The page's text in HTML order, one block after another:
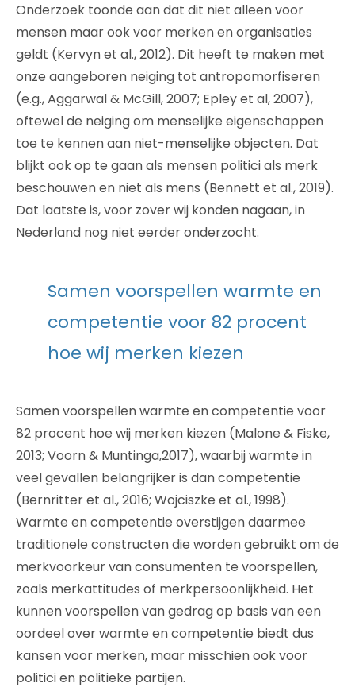
Onderzoek toonde aan dat dit niet alleen voor
mensen maar ook voor merken en organisaties
geldt (Kervyn et al., 2012). Dit heeft te maken met
onze aangeboren neiging tot antropomorfiseren
(e.g., Aggarwal & McGill, 2007; Epley et al, 2007),
oftewel de neiging om menselijke eigenschappen
toe te kennen aan niet-menselijke objecten. Dat
blijkt ook op te gaan als mensen politici als merk
beschouwen en niet als mens (Bennett et al., 2019).
Dat laatste is, voor zover wij konden nagaan, in
Nederland nog niet eerder onderzocht.
Samen voorspellen warmte en
competentie voor 82 procent
hoe wij merken kiezen
Samen voorspellen warmte en competentie voor
82 procent hoe wij merken kiezen (Malone & Fiske,
2013; Voorn & Muntinga,2017), waarbij warmte in
veel gevallen belangrijker is dan competentie
(Bernritter et al., 2016; Wojciszke et al., 1998).
Warmte en competentie overstijgen daarmee
traditionele constructen die worden gebruikt om de
merkvoorkeur van consumenten te voorspellen,
zoals merkattitudes of merkpersoonlijkheid. Het
kunnen voorspellen van gedrag op basis van een
oordeel over warmte en competentie biedt dus
kansen voor merken, maar misschien ook voor
politici en politieke partijen.